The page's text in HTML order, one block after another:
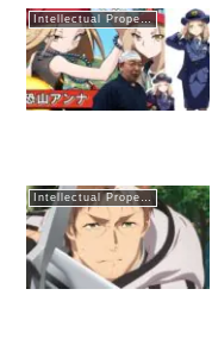
Intellectual Property